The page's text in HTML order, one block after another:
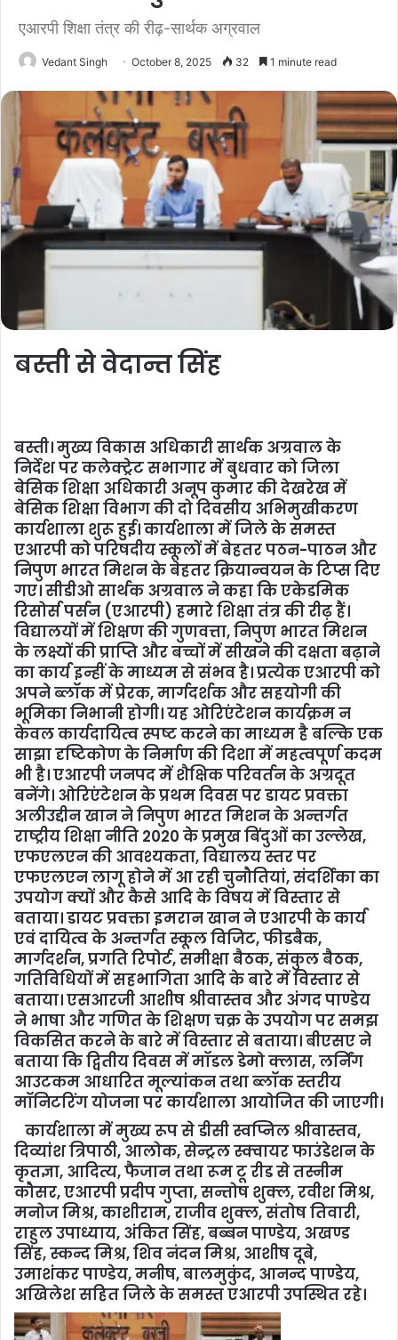
एआरपी शिक्षा तंत्र की रीढ़-सार्थक अग्रवाल
Vedant Singh October 8, 2025 32 1 minute read
बस्ती से वेदान्त सिंह
बस्ती। मुख्य विकास अधिकारी सार्थक अग्रवाल के
निर्देश पर कलेक्ट्रेट सभागार में बुधवार को जिला
बेसिक शिक्षा अधिकारी अनूप कुमार की देखरेख में
बेसिक शिक्षा विभाग की दो दिवसीय अभिमुखीकरण
कार्यशाला शुरू हुई। कार्यशाला में जिले के समस्त
एआरपी को परिषदीय स्कूलों में बेहतर पठन-पाठन और
निपुण भारत मिशन के बेहतर क्रियान्वयन के टिप्स दिए
गए। सीडीओ सार्थक अग्रवाल ने कहा कि एकेडमिक
रिसोर्स पर्सन (एआरपी) हमारे शिक्षा तंत्र की रीढ़ हैं।
विद्यालयों में शिक्षण की गुणवत्ता, निपुण भारत मिशन
के लक्ष्यों की प्राप्ति और बच्चों में सीखने की दक्षता बढ़ाने
का कार्य इन्हीं के माध्यम से संभव है। प्रत्येक एआरपी को
अपने ब्लॉक में प्रेरक, मार्गदर्शक और सहयोगी की
भूमिका निभानी होगी। यह ओरिएंटेशन कार्यक्रम न
केवल कार्यदायित्व स्पष्ट करने का माध्यम है बल्कि एक
साझा दृष्टिकोण के निर्माण की दिशा में महत्वपूर्ण कदम
भी है। एआरपी जनपद में शैक्षिक परिवर्तन के अग्रदूत
बनेंगे। ओरिएंटेशन के प्रथम दिवस पर डायट प्रवक्ता
अलीउद्दीन खान ने निपुण भारत मिशन के अन्तर्गत
राष्ट्रीय शिक्षा नीति 2020 के प्रमुख बिंदुओं का उल्लेख,
एफएलएन की आवश्यकता, विद्यालय स्तर पर
एफएलएन लागू होने में आ रही चुनौतियां, संदर्शिका का
उपयोग क्यों और कैसे आदि के विषय में विस्तार से
बताया। डायट प्रवक्ता इमरान खान ने एआरपी के कार्य
एवं दायित्व के अन्तर्गत स्कूल विजिट, फीडबैक,
मार्गदर्शन, प्रगति रिपोर्ट, समीक्षा बैठक, संकुल बैठक,
गतिविधियों में सहभागिता आदि के बारे में विस्तार से
बताया। एसआरजी आशीष श्रीवास्तव और अंगद पाण्डेय
ने भाषा और गणित के शिक्षण चक्र के उपयोग पर समझ
विकसित करने के बारे में विस्तार से बताया। बीएसए ने
बताया कि द्वितीय दिवस में मॉडल डेमो क्लास, लर्निंग
आउटकम आधारित मूल्यांकन तथा ब्लॉक स्तरीय
मॉनिटरिंग योजना पर कार्यशाला आयोजित की जाएगी।
कार्यशाला में मुख्य रूप से डीसी स्वप्निल श्रीवास्तव,
दिव्यांश त्रिपाठी, आलोक, सेन्ट्रल स्क्वायर फाउंडेशन के
कृतज्ञा, आदित्य, फैजान तथा रूम टू रीड से तस्नीम
कौसर, एआरपी प्रदीप गुप्ता, सन्तोष शुक्ल, रवीश मिश्र,
मनोज मिश्र, काशीराम, राजीव शुक्ल, संतोष तिवारी,
राहुल उपाध्याय, अंकित सिंह, बब्बन पाण्डेय, अखण्ड
सिंह, स्कन्द मिश्र, शिव नंदन मिश्र, आशीष दूबे,
उमाशंकर पाण्डेय, मनीष, बालमुकुंद, आनन्द पाण्डेय,
अखिलेश सहित जिले के समस्त एआरपी उपस्थित रहे।